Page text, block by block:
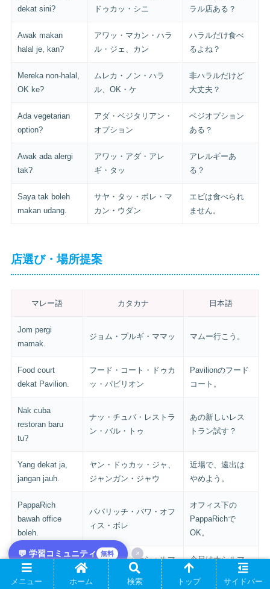
dekat sini?
ドゥカッ・シニ
ラル店ある？
Awak makan
halal je, kan?
アワッ・マカン・ハラ
ル・ジェ、カン
ハラルだけ食べ
るよね？
Mereka non-halal,
OK ke?
ムレカ・ノン・ハラ
ル、OK・ケ
非ハラルだけど
大丈夫？
Ada vegetarian
option?
アダ・ベジタリアン・
オプション
ベジオプション
ある？
Awak ada alergi
tak?
アワッ・アダ・アレ
ギ・タッ
アレルギーあ
る？
Saya tak boleh
makan udang.
サヤ・タッ・ボレ・マ
カン・ウダン
エビは食べられ
ません。
店選び・場所提案
マレー語 カタカナ 日本語
Jom pergi
mamak.
ジョム・プルギ・ママッ マムー行こう。
Food court
dekat Pavilion.
フード・コート・ドゥカ
ッ・パビリオン
Pavilionのフード
コート。
Nak cuba
restoran baru
tu?
ナッ・チュバ・レストラ
ン・バル・トゥ
あの新しいレス
トラン試す？
Yang dekat ja,
jangan jauh.
ヤン・ドゥカッ・ジャ、
ジャンガン・ジャウ
近場で、遠出は
やめよう。
PappaRich
bawah office
boleh.
パパリッチ・バワ・オフ
ィス・ボレ
オフィス下の
PappaRichで
OK。
Saya nak nasi
lemak hari ni.
サヤ・ナッ・ナシ・ルマ
ッ・ハリ・ニ
今日はナシルマ
ック食べたい。
💬 学習コミュニティ 無料 ×
メニュー ホーム 検索 トップ サイドバー